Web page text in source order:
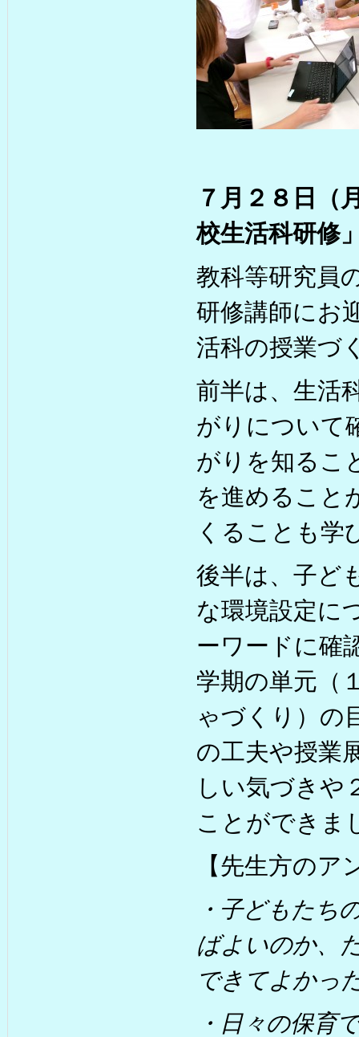
７月２８日（
校生活科研修
教科等研究員
研修講師にお
活科の授業づ
前半は、生活
がりについて
がりを知るこ
を進めること
くることも学
後半は、子ど
な環境設定に
ーワードに確
学期の単元（
ゃづくり）の
の工夫や授業
しい気づきや
ことができま
【先生方の
・子どもたち
ばよいのか、
できてよかっ
・日々の保育